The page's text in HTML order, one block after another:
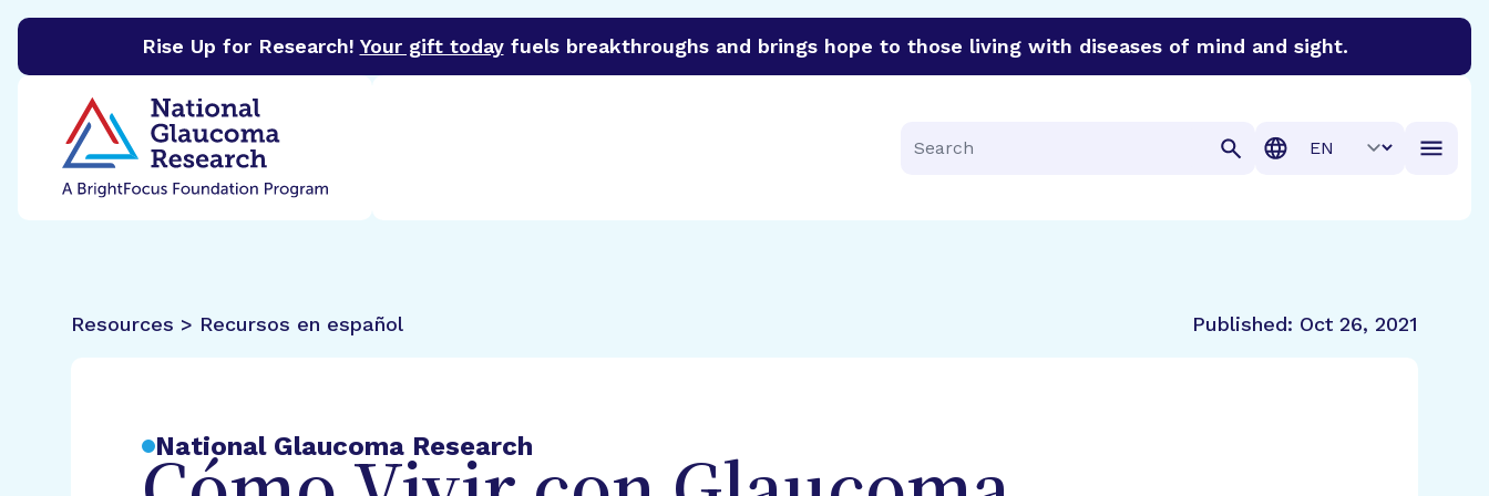
Rise Up for Research! Your gift todayfuels breakthroughs and brings hope to those living with diseases of mind and sight.
BrightFocus Foundation
Search
Translation
Resources > Recursos en español Published: Oct 26, 2021
National Glaucoma Research